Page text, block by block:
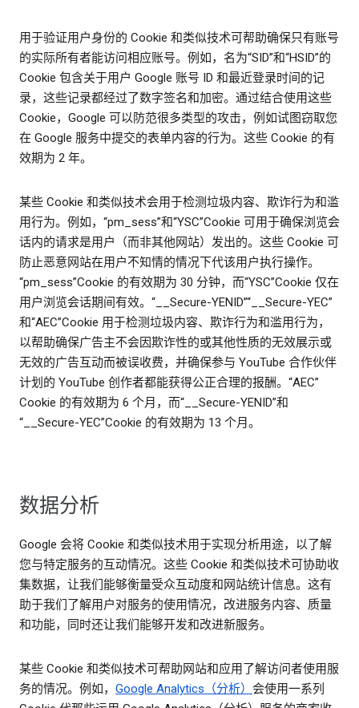
用于验证用户身份的 Cookie 和类似技术可帮助确保只有账号
的实际所有者能访问相应账号。例如，名为“SID”和“HSID”的
Cookie 包含关于用户 Google 账号 ID 和最近登录时间的记
录，这些记录都经过了数字签名和加密。通过结合使用这些
Cookie，Google 可以防范很多类型的攻击，例如试图窃取您
在 Google 服务中提交的表单内容的行为。这些 Cookie 的有
效期为 2 年。
某些 Cookie 和类似技术会用于检测垃圾内容、欺诈行为和滥
用行为。例如，“pm_sess”和“YSC”Cookie 可用于确保浏览会
话内的请求是用户（而非其他网站）发出的。这些 Cookie 可
防止恶意网站在用户不知情的情况下代该用户执行操作。
“pm_sess”Cookie 的有效期为 30 分钟，而“YSC”Cookie 仅在
用户浏览会话期间有效。“__Secure-YENID”“__Secure-YEC”
和“AEC”Cookie 用于检测垃圾内容、欺诈行为和滥用行为，
以帮助确保广告主不会因欺诈性的或其他性质的无效展示或
无效的广告互动而被误收费，并确保参与 YouTube 合作伙伴
计划的 YouTube 创作者都能获得公正合理的报酬。“AEC”
Cookie 的有效期为 6 个月，而“__Secure-YENID”和
“__Secure-YEC”Cookie 的有效期为 13 个月。
数据分析
Google 会将 Cookie 和类似技术用于实现分析用途，以了解
您与特定服务的互动情况。这些 Cookie 和类似技术可协助收
集数据，让我们能够衡量受众互动度和网站统计信息。这有
助于我们了解用户对服务的使用情况，改进服务内容、质量
和功能，同时还让我们能够开发和改进新服务。
某些 Cookie 和类似技术可帮助网站和应用了解访问者使用服
务的情况。例如， Google Analytics（分析） 会使用一系列